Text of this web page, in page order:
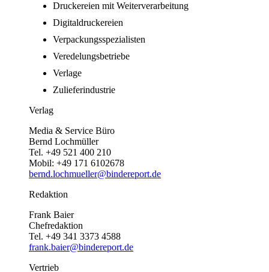
Druckereien mit Weiterverarbeitung
Digitaldruckereien
Verpackungsspezialisten
Veredelungsbetriebe
Verlage
Zulieferindustrie
Verlag
Media & Service Büro
Bernd Lochmüller
Tel. +49 521 400 210
Mobil: +49 171 6102678
bernd.lochmueller@bindereport.de
Redaktion
Frank Baier
Chefredaktion
Tel. +49 341 3373 4588
frank.baier@bindereport.de
Vertrieb